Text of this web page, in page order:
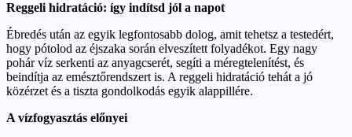
Reggeli hidratáció: így indítsd jól a napot
Ébredés után az egyik legfontosabb dolog, amit tehetsz a testedért,
hogy pótolod az éjszaka során elveszített folyadékot. Egy nagy
pohár víz serkenti az anyagcserét, segíti a méregtelenítést, és
beindítja az emésztőrendszert is. A reggeli hidratáció tehát a jó
közérzet és a tiszta gondolkodás egyik alappillére.
A vízfogyasztás előnyei